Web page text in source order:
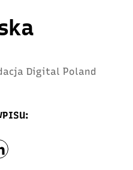
Digital Poland